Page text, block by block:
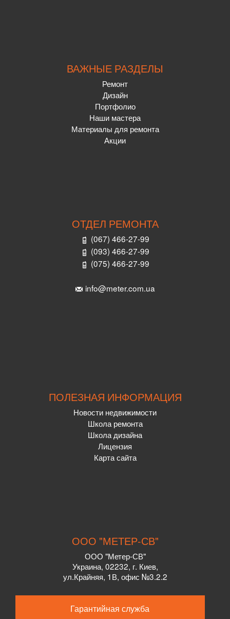
ВАЖНЫЕ РАЗДЕЛЫ
Ремонт
Дизайн
Портфолио
Наши мастера
Материалы для ремонта
Акции
ОТДЕЛ РЕМОНТА
(067) 466-27-99
(093) 466-27-99
(075) 466-27-99
info@meter.com.ua
ПОЛЕЗНАЯ ИНФОРМАЦИЯ
Новости недвижимости
Школа ремонта
Школа дизайна
Лицензия
Карта сайта
ООО "МЕТЕР-СВ"
ООО "Метер-СВ"
Украина, 02232, г. Киев,
ул.Крайняя, 1В, офис №3.2.2
Гарантийная служба